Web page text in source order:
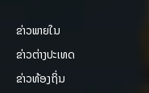
ຂ່າວພາຍ​ໃນ
ຂ່າວຕ່າງປະເທດ
ຂ່າວທ້ອງຖິ່ນ